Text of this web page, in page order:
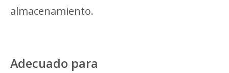
almacenamiento.
Adecuado para